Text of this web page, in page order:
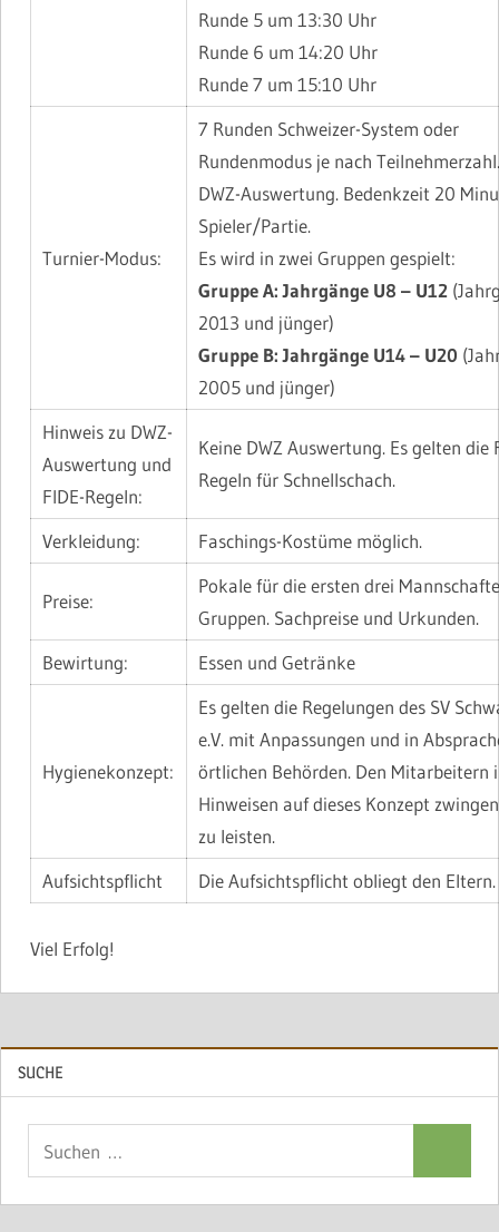
Runde 5 um 13:30 Uhr
Runde 6 um 14:20 Uhr
Runde 7 um 15:10 Uhr
Turnier-Modus:
7 Runden Schweizer-System oder
Rundenmodus je nach
DWZ-Auswertung. Bedenkzeit 20
Spieler/Partie.
Es wird in zwei Gruppen gespielt:
Gruppe A: Jahrgänge U8 – U12
2013 und jünger)
Gruppe B: Jahrgänge U14 – U20
2005 und jünger)
Hinweis zu DWZ-
Auswertung und
FIDE-Regeln:
Keine DWZ Auswertung. Es gelten die
Regeln für Schnellschach.
Verkleidung: Faschings-Kostüme möglich.
Preise:
Pokale für die ersten drei
Gruppen. Sachpreise und Urkunden.
Bewirtung:
Essen und Getränke
Hygienekonzept:
Es gelten die Regelungen des SV
e.V. mit Anpassungen und in
örtlichen Behörden. Den Mitarbeitern
Hinweisen auf dieses Konzept
zu leisten.
Aufsichtspflicht
Die Aufsichtspflicht obliegt den Eltern.
Viel Erfolg!
SUCHE